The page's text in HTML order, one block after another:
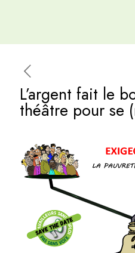
L’argent fait le
théâtre pour se